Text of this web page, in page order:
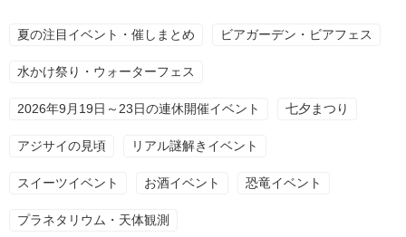
夏の注目イベント・催しまとめ ビアガーデン・ビアフェス
水かけ祭り・ウォーターフェス
2026年9月19日～23日の連休開催イベント 七夕まつり
アジサイの見頃 リアル謎解きイベント
スイーツイベント お酒イベント 恐竜イベント
プラネタリウム・天体観測